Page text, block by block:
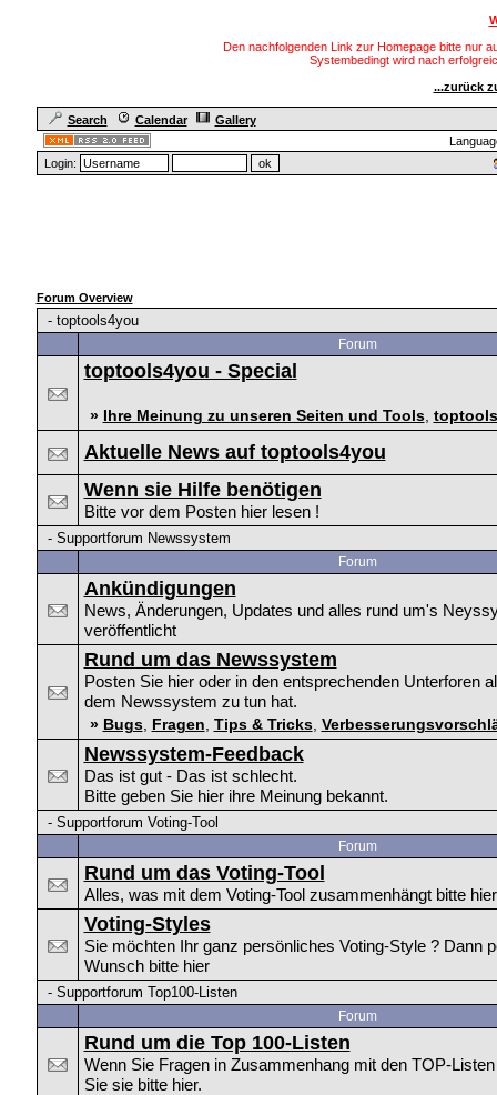
Den nachfolgenden Link zur Homepage bitte nur
Systembedingt wird nach
...zurück
Search Calendar
Gallery
Login:
Forum Overview
- toptools4you
Forum
toptools4you - Special
» Ihre Meinung zu unseren Seiten und Tools,
Aktuelle News auf toptools4you
Wenn sie Hilfe benötigen
Bitte vor dem Posten hier lesen !
- Supportforum Newssystem
Forum
Ankündigungen
News, Änderungen, Updates und alles rund um's
veröffentlicht
Rund um das Newssystem
Posten Sie hier oder in den entsprechenden Unterforen
dem Newssystem zu tun hat.
» Bugs, Fragen Tips & Tricks,
Newssystem-Feedback
Das ist gut - Das ist schlecht.
Bitte geben Sie hier ihre Meinung bekannt.
- Supportforum Voting-Tool
Forum
Rund um das Voting-Tool
Alles, was mit dem Voting-Tool zusammenhängt bitte
Voting-Styles
Sie möchten Ihr ganz persönliches Voting-Style ? Dann
Wunsch bitte hier
- Supportforum Top100-Listen
Forum
Rund um die Top 100-Listen
Wenn Sie Fragen in Zusammenhang mit den TOP-
Sie sie bitte hier.